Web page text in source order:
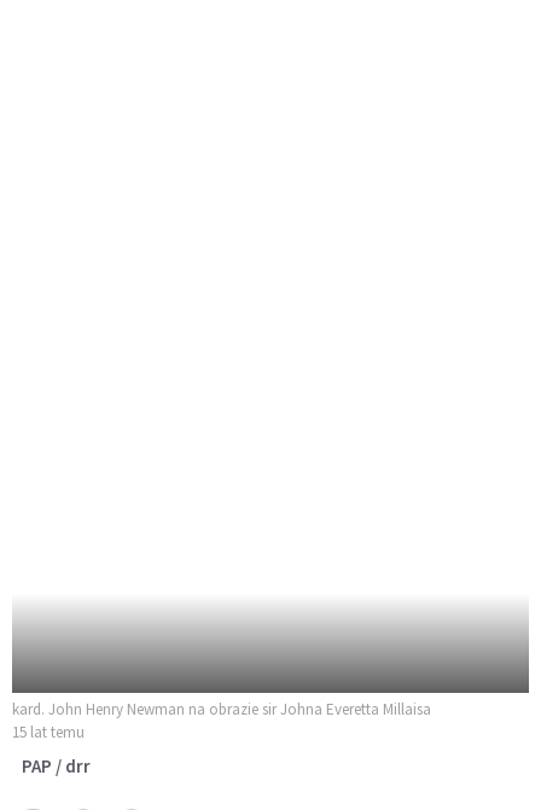
kard. John Henry Newman na obrazie sir Johna Everetta Millaisa
15 lat temu
PAP / drr